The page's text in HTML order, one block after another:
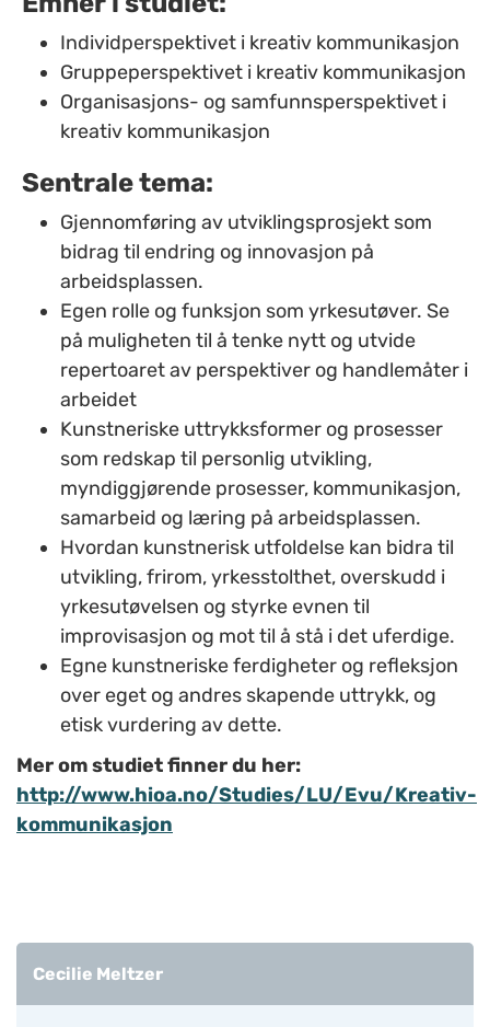
Individperspektivet i kreativ kommunikasjon
Gruppeperspektivet i kreativ kommunikasjon
Organisasjons- og samfunnsperspektivet i
kreativ kommunikasjon
Sentrale tema:
Gjennomføring av utviklingsprosjekt som
bidrag til endring og innovasjon på
arbeidsplassen.
Egen rolle og funksjon som yrkesutøver. Se
på muligheten til å tenke nytt og utvide
repertoaret av perspektiver og handlemåter i
arbeidet
Kunstneriske uttrykksformer og prosesser
som redskap til personlig utvikling,
myndiggjørende prosesser, kommunikasjon,
samarbeid og læring på arbeidsplassen.
Hvordan kunstnerisk utfoldelse kan bidra til
utvikling, frirom, yrkesstolthet, overskudd i
yrkesutøvelsen og styrke evnen til
improvisasjon og mot til å stå i det uferdige.
Egne kunstneriske ferdigheter og refleksjon
over eget og andres skapende uttrykk, og
etisk vurdering av dette.
Mer om studiet finner du her:
http://www.hioa.no/Studies/LU/Evu/Kreativ-
kommunikasjon
Cecilie Meltzer